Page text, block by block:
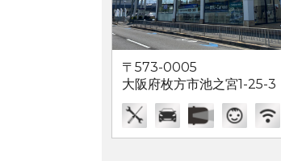
〒573-0005
大阪府枚方市池之宮1-25-3